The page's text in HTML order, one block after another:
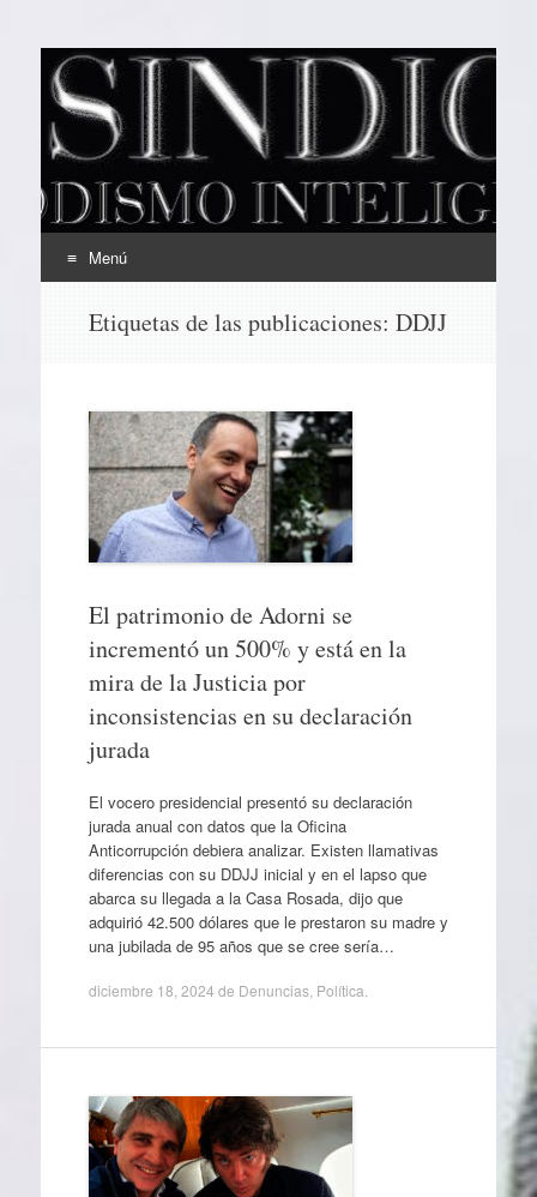
EL SINDICAL
Periodismo Inteligente
Menú
Etiquetas de las publicaciones: DDJJ
El patrimonio de Adorni se
incrementó un 500% y está en la
mira de la Justicia por
inconsistencias en su declaración
jurada
El vocero presidencial presentó su declaración
jurada anual con datos que la Oficina
Anticorrupción debiera analizar. Existen llamativas
diferencias con su DDJJ inicial y en el lapso que
abarca su llegada a la Casa Rosada, dijo que
adquirió 42.500 dólares que le prestaron su madre y
una jubilada de 95 años que se cree sería…
diciembre 18, 2024 de Denuncias, Política